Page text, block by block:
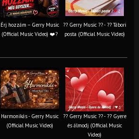
Érj hozzám – Gerry Music
(Official Music Video) ❤️?
?? Gerry Music ?? - ?? Tábori
posta (Official Music Video)
Harmonikás - Gerry Music
(Official Music Video)
?? Gerry Music ?? - ?? Gyere
és álmodj (Official Music
Video)